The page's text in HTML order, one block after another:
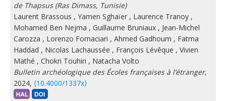
de Thapsus (Ras Dimass, Tunisie)
Laurent Brassous , Yamen Sghaïer , Laurence Tranoy ,
Mohamed Ben Nejma , Guillaume Bruniaux , Jean-Michel
Carozza , Lorenzo Fornaciari , Ahmed Gadhoum , Fatma
Haddad , Nicolas Lachaussée , François Lévêque , Vivien
Mathé , Chokri Touhiri , Natacha Volto
Bulletin archéologique des Écoles françaises à l’étranger,
2024, ⟨10.4000/1337x⟩